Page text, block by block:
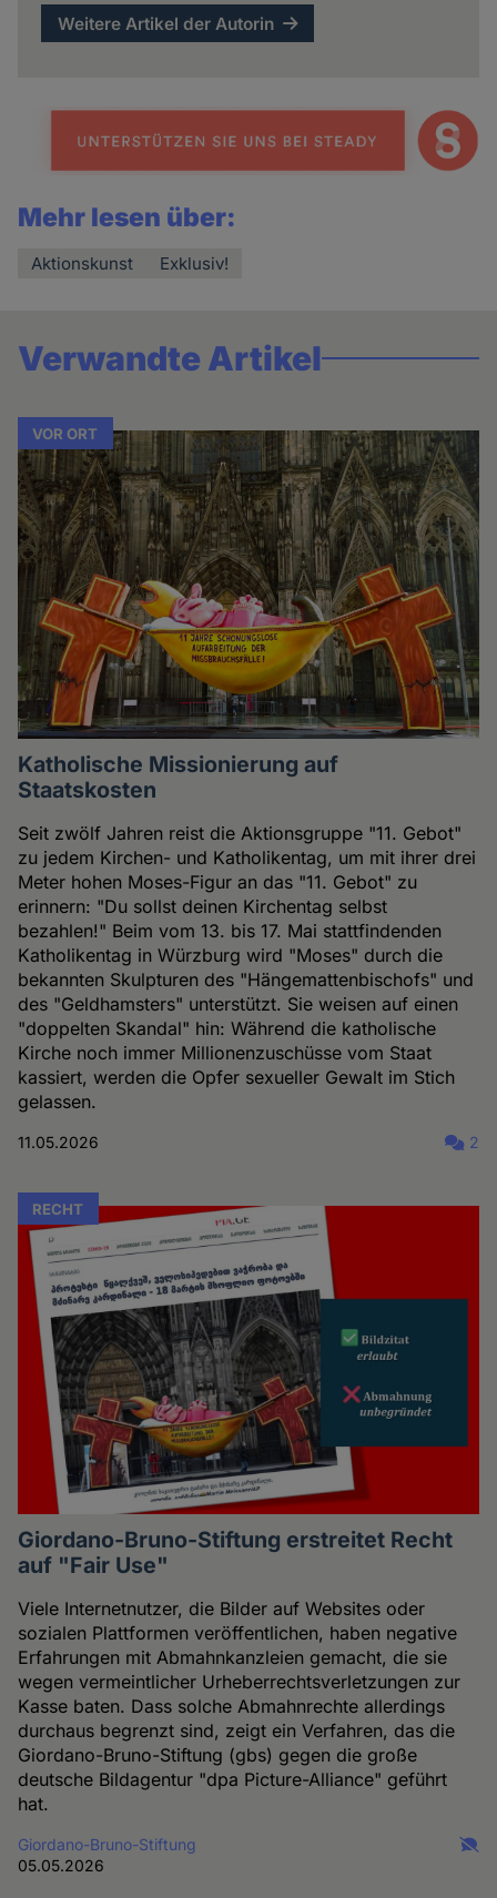
Weitere Artikel der Autorin
Mehr lesen über:
Aktionskunst Exklusiv!
Verwandte Artikel
VOR ORT
Katholische Missionierung auf
Staatskosten
Seit zwölf Jahren reist die Aktionsgruppe "11. Gebot"
zu jedem Kirchen- und Katholikentag, um mit ihrer drei
Meter hohen Moses-Figur an das "11. Gebot" zu
erinnern: "Du sollst deinen Kirchentag selbst
bezahlen!" Beim vom 13. bis 17. Mai stattfindenden
Katholikentag in Würzburg wird "Moses" durch die
bekannten Skulpturen des "Hängemattenbischofs" und
des "Geldhamsters" unterstützt. Sie weisen auf einen
"doppelten Skandal" hin: Während die katholische
Kirche noch immer Millionenzuschüsse vom Staat
kassiert, werden die Opfer sexueller Gewalt im Stich
gelassen.
11.05.2026 2
RECHT
Giordano-Bruno-Stiftung erstreitet Recht
auf "Fair Use"
Viele Internetnutzer, die Bilder auf Websites oder
sozialen Plattformen veröffentlichen, haben negative
Erfahrungen mit Abmahnkanzleien gemacht, die sie
wegen vermeintlicher Urheberrechtsverletzungen zur
Kasse baten. Dass solche Abmahnrechte allerdings
durchaus begrenzt sind, zeigt ein Verfahren, das die
Giordano-Bruno-Stiftung (gbs) gegen die große
deutsche Bildagentur "dpa Picture-Alliance" geführt
hat.
Giordano-Bruno-Stiftung
05.05.2026